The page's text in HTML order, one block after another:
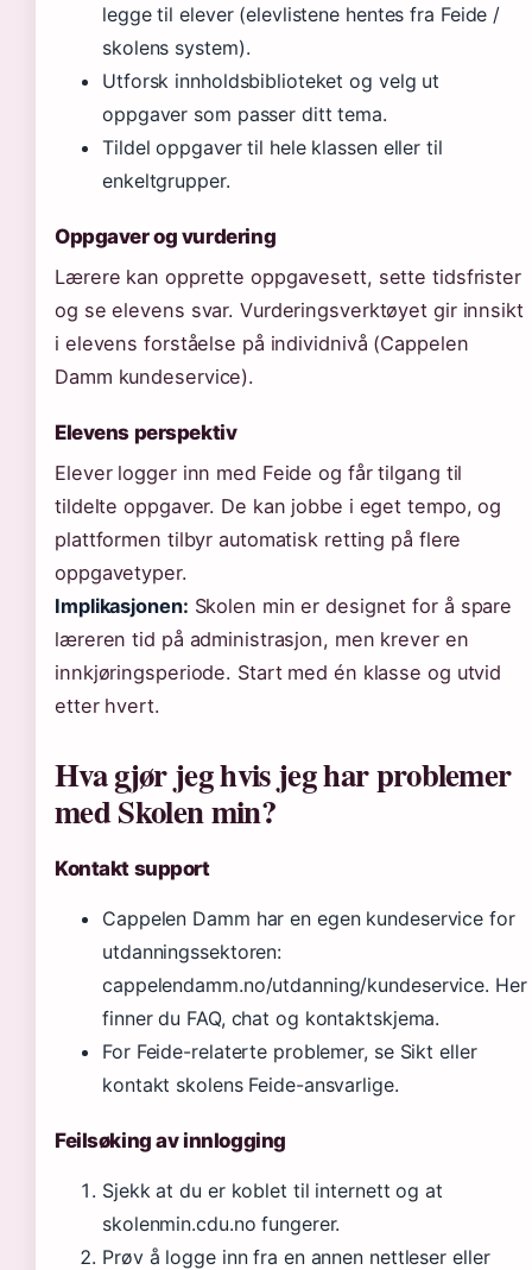
legge til elever (elevlistene hentes fra Feide /
skolens system).
Utforsk innholdsbiblioteket og velg ut
oppgaver som passer ditt tema.
Tildel oppgaver til hele klassen eller til
enkeltgrupper.
Oppgaver og vurdering
Lærere kan opprette oppgavesett, sette tidsfrister
og se elevens svar. Vurderingsverktøyet gir innsikt
i elevens forståelse på individnivå (Cappelen
Damm kundeservice).
Elevens perspektiv
Elever logger inn med Feide og får tilgang til
tildelte oppgaver. De kan jobbe i eget tempo, og
plattformen tilbyr automatisk retting på flere
oppgavetyper.
Implikasjonen: Skolen min er designet for å spare
læreren tid på administrasjon, men krever en
innkjøringsperiode. Start med én klasse og utvid
etter hvert.
Hva gjør jeg hvis jeg har problemer
med Skolen min?
Kontakt support
Cappelen Damm har en egen kundeservice for
utdanningssektoren:
cappelendamm.no/utdanning/kundeservice. Her
finner du FAQ, chat og kontaktskjema.
For Feide-relaterte problemer, se Sikt eller
kontakt skolens Feide-ansvarlige.
Feilsøking av innlogging
Sjekk at du er koblet til internett og at
skolenmin.cdu.no fungerer.
Prøv å logge inn fra en annen nettleser eller